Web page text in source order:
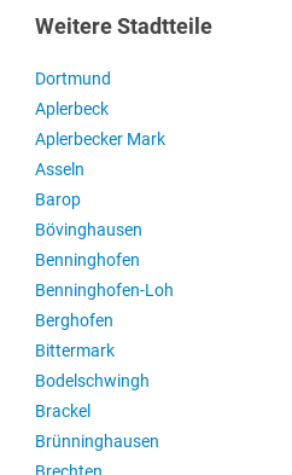
Weitere Stadtteile
Dortmund
Aplerbeck
Aplerbecker Mark
Asseln
Barop
Bövinghausen
Benninghofen
Benninghofen-Loh
Berghofen
Bittermark
Bodelschwingh
Brackel
Brünninghausen